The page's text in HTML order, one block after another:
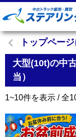
トップペー
大型(10t)の中
当）
1~10件を表示 / 全